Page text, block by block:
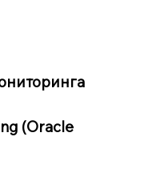
(Oracle